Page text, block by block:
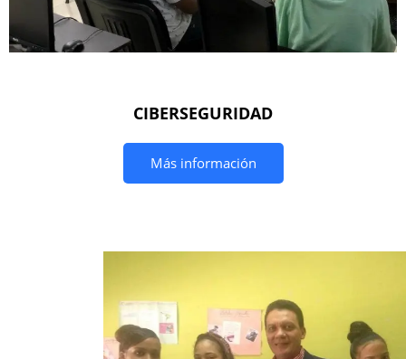
CIBERSEGURIDAD
Más información